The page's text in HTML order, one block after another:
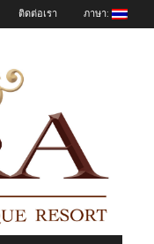
ติดต่อเรา ภาษา: